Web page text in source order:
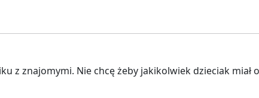
z znajomymi. Nie chcę żeby jakikolwiek dzieciak miał